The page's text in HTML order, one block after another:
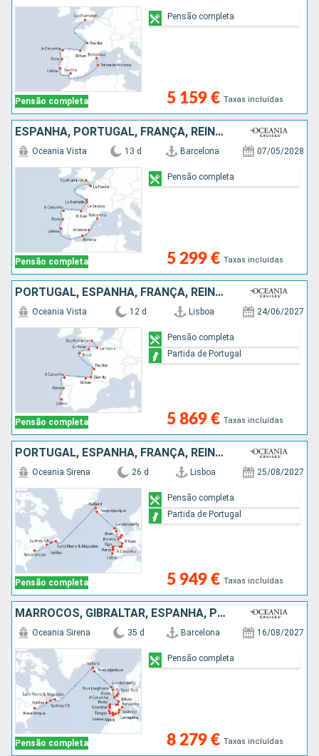
Pensão completa 5 159 € Taxas incluídas
Pensão completa
ESPANHA, PORTUGAL, FRANÇA, REINO UNIDO
Pensão completa
Oceania Vista 13 d Barcelona 07/05/2028
5 299 € Taxas incluídas
Pensão completa
PORTUGAL, ESPANHA, FRANÇA, REINO UNIDO
Pensão completa
Oceania Vista 12 d Lisboa 24/06/2027
5 869 € Taxas incluídas
Pensão completa
Partida de Portugal
PORTUGAL, ESPANHA, FRANÇA, REINO UNIDO, IRLANDA, ISLÂNDIA, ANTÍGUA E BARBUDA, CANADÁ, ESTADOS UNIDOS
Pensão completa
Oceania Sirena 26 d Lisboa 25/08/2027
5 949 € Taxas incluídas
Pensão completa
Partida de Portugal
MARROCOS, GIBRALTAR, ESPANHA, PORTUGAL, FRANÇA, REINO UNIDO, IRLANDA, ISLÂNDIA, ANTÍGUA E BARBUDA, CANADÁ, ESTADOS UNIDOS
Pensão completa
Oceania Sirena 35 d Barcelona 16/08/2027
8 279 € Taxas incluídas
Pensão completa